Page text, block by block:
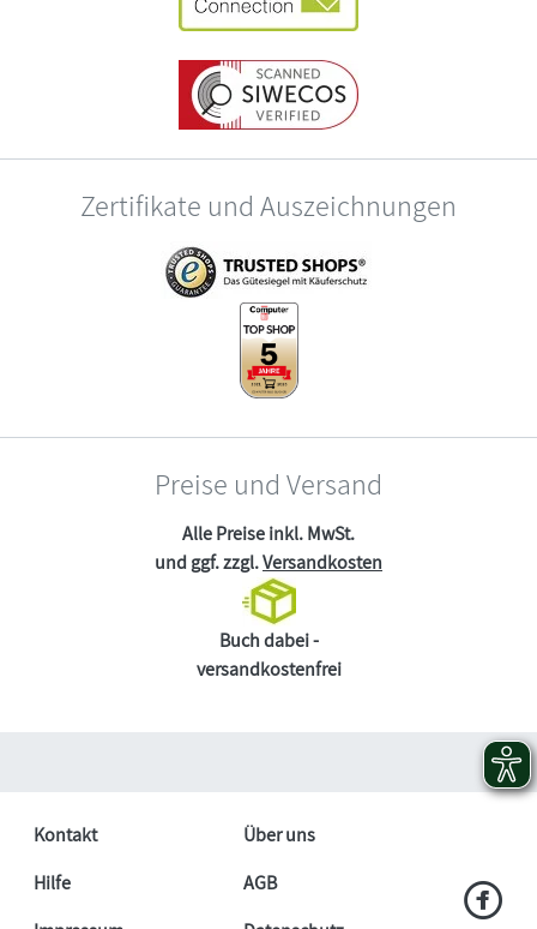
Zertifikate und Auszeichnungen
Preise und Versand
Alle Preise inkl. MwSt.
und ggf. zzgl.Versandkosten
Buch dabei -
versandkostenfrei
Kontakt
Über uns
Hilfe
AGB